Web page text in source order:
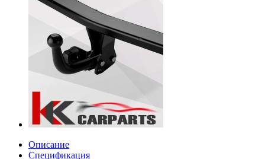
Описание
Спецификация